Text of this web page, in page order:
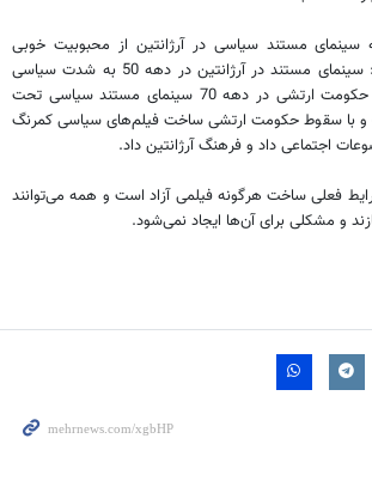
سینمای مستند سیاسی در آرژانتین از محبوبیت خوبی
برخوردار است اظهار کرد: سینمای مستند در آرژانتین در دهه 50 به شدت سیاسی
بود اما با روی کار آمدن حکومت ارتشی در دهه 70 سینمای مستند سیاسی تحت
و با سقوط حکومت ارتشی ساخت فیلم‌های سیاسی کمرنگ
اجتماعی داد و فرهنگ آرژانتین داد.
فعلی ساخت هرگونه فیلمی آزاد است و همه می‌توانند
و مشکلی برای آن‌ها ایجاد نمی‌شود.